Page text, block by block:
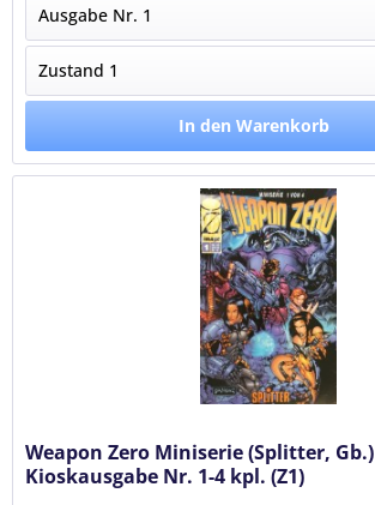
In den Warenkorb
Weapon Zero Miniserie (Splitter, Gb.)
Kioskausgabe Nr. 1-4 kpl. (Z1)